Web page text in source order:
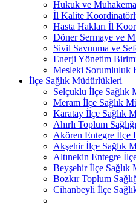
Hukuk ve
İl Kalite
Hasta Hakları İl
Döner Sermaye ve
Sivil Savunma ve
Enerji Yönetim
Mesleki Sorumluluk
İlçe Sağlık Müdürlükleri
Selçuklu İlçe Sağlık
Meram İlçe Sağlık
Karatay İlçe Sağlık
Ahırlı Toplum
Akören Entegre İlçe
Akşehir İlçe Sağlık
Altınekin Entegre
Beyşehir İlçe Sağlık
Bozkır Toplum
Cihanbeyli İlçe